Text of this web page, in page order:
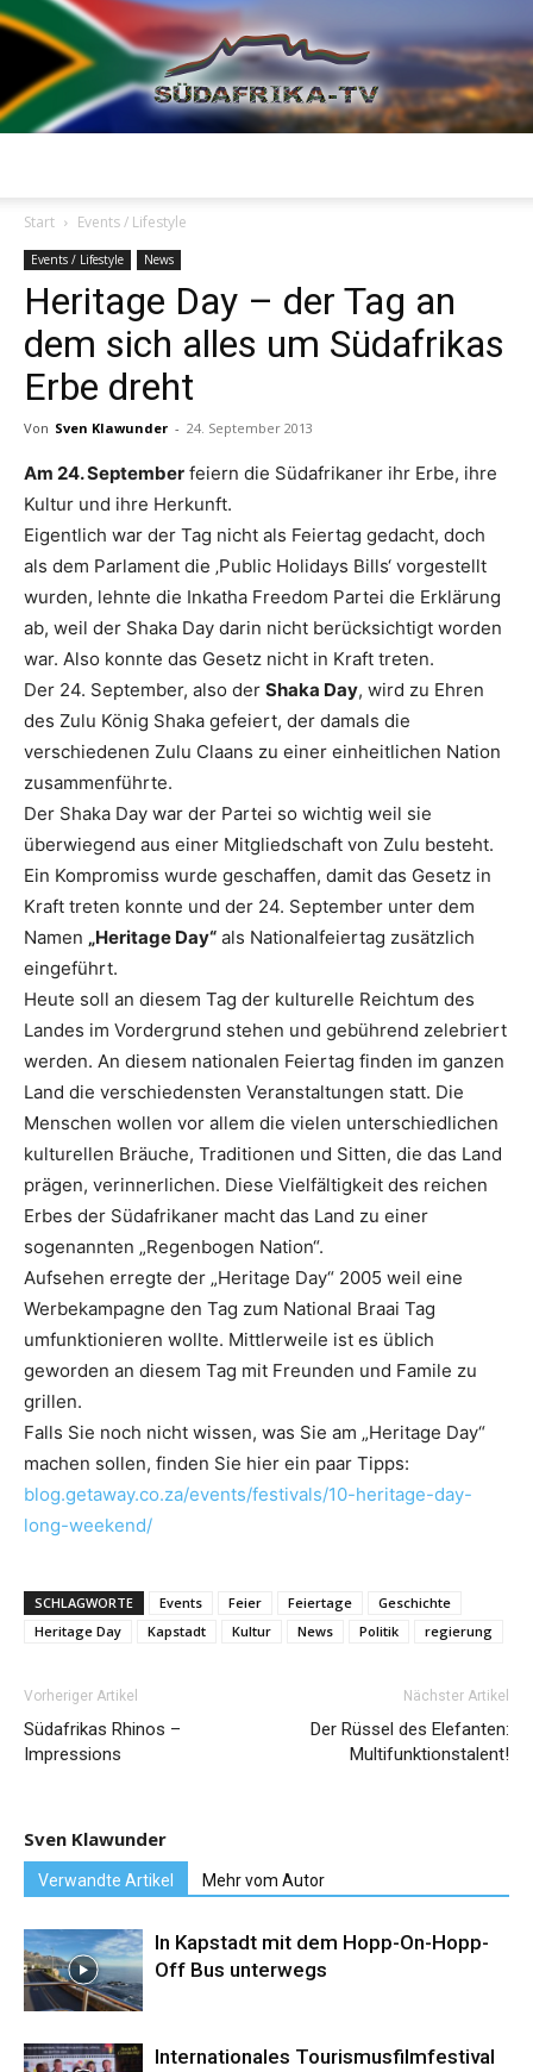
TV
Start Events / Lifestyle
Events / Lifestyle News
Heritage Day – der Tag an
dem sich alles um Südafrikas
Erbe dreht
Von Sven Klawunder - 24. September 2013
Am 24. September feiern die Südafrikaner ihr Erbe, ihre
Kultur und ihre Herkunft.
Eigentlich war der Tag nicht als Feiertag gedacht, doch
als dem Parlament die ‚Public Holidays Bills‘ vorgestellt
wurden, lehnte die Inkatha Freedom Partei die Erklärung
ab, weil der Shaka Day darin nicht berücksichtigt worden
war. Also konnte das Gesetz nicht in Kraft treten.
Der 24. September, also der Shaka Day, wird zu Ehren
des Zulu König Shaka gefeiert, der damals die
verschiedenen Zulu Claans zu einer einheitlichen Nation
zusammenführte.
Der Shaka Day war der Partei so wichtig weil sie
überwiegend aus einer Mitgliedschaft von Zulu besteht.
Ein Kompromiss wurde geschaffen, damit das Gesetz in
Kraft treten konnte und der 24. September unter dem
Namen „Heritage Day“ als Nationalfeiertag zusätzlich
eingeführt.
Heute soll an diesem Tag der kulturelle Reichtum des
Landes im Vordergrund stehen und gebührend zelebriert
werden. An diesem nationalen Feiertag finden im ganzen
Land die verschiedensten Veranstaltungen statt. Die
Menschen wollen vor allem die vielen unterschiedlichen
kulturellen Bräuche, Traditionen und Sitten, die das Land
prägen, verinnerlichen. Diese Vielfältigkeit des reichen
Erbes der Südafrikaner macht das Land zu einer
sogenannten „Regenbogen Nation“.
Aufsehen erregte der „Heritage Day“ 2005 weil eine
Werbekampagne den Tag zum National Braai Tag
umfunktionieren wollte. Mittlerweile ist es üblich
geworden an diesem Tag mit Freunden und Famile zu
grillen.
Falls Sie noch nicht wissen, was Sie am „Heritage Day“
machen sollen, finden Sie hier ein paar Tipps:
blog.getaway.co.za/events/festivals/10-heritage-day-
long-weekend/
SCHLAGWORTE Events Feier Feiertage
Geschichte
Heritage Day
Kapstadt Kultur News Politik regierung
Vorheriger Artikel
Südafrikas Rhinos –
Impressions
Nächster Artikel
Der Rüssel des Elefanten:
Multifunktionstalent!
Sven Klawunder
Verwandte Artikel Mehr vom Autor
In Kapstadt mit dem Hopp-On-Hopp-
Off Bus unterwegs
Internationales Tourismusfilmfestival